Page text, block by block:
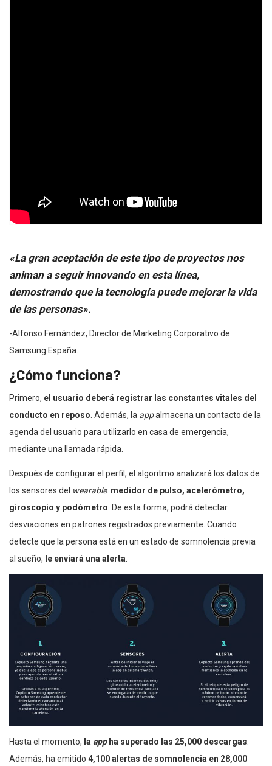
«La gran aceptación de este tipo de proyectos nos
animan a seguir innovando en esta línea,
demostrando que la tecnología puede mejorar la vida
de las personas».
-Alfonso Fernández, Director de Marketing Corporativo de
Samsung España.
¿Cómo funciona?
Primero, el usuario deberá registrar las constantes vitales del
conducto en reposo. Además, la appalmacena un contacto de la
agenda del usuario para utilizarlo en casa de emergencia,
mediante una llamada rápida.
Después de configurar el perfil, el algoritmo analizará los datos de
los sensores del wearable: medidor de pulso, acelerómetro,
giroscopio y podómetro. De esta forma, podrá detectar
desviaciones en patrones registrados previamente. Cuando
detecte que la persona está en un estado de somnolencia previa
al sueño, le enviará una alerta.
Hasta el momento, la app ha superado las 25,000 descargas
Además, ha emitido 4,100 alertas de somnolencia en 28,000